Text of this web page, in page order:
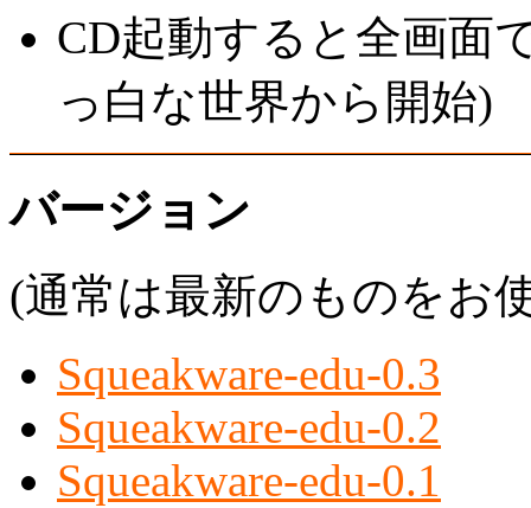
CD起動すると全画面
っ白な世界から開始)
バージョン
(通常は最新のものをお
Squeakware-edu-0.3
Squeakware-edu-0.2
Squeakware-edu-0.1